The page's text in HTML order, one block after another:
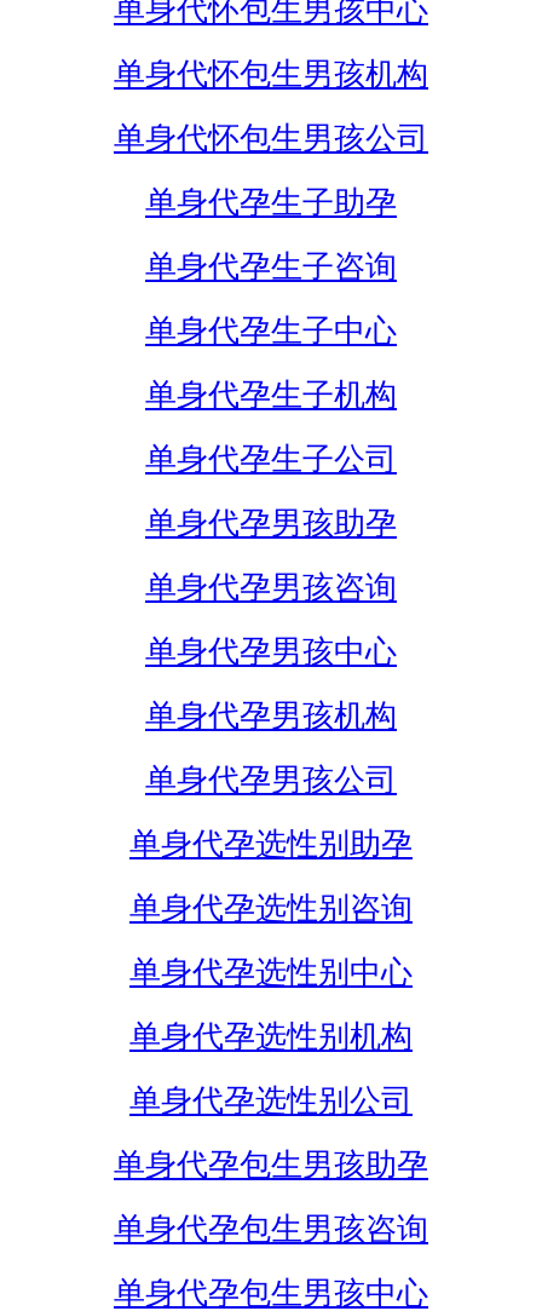
单身代怀包生男孩中心
单身代怀包生男孩机构
单身代怀包生男孩公司
单身代孕生子助孕
单身代孕生子咨询
单身代孕生子中心
单身代孕生子机构
单身代孕生子公司
单身代孕男孩助孕
单身代孕男孩咨询
单身代孕男孩中心
单身代孕男孩机构
单身代孕男孩公司
单身代孕选性别助孕
单身代孕选性别咨询
单身代孕选性别中心
单身代孕选性别机构
单身代孕选性别公司
单身代孕包生男孩助孕
单身代孕包生男孩咨询
单身代孕包生男孩中心